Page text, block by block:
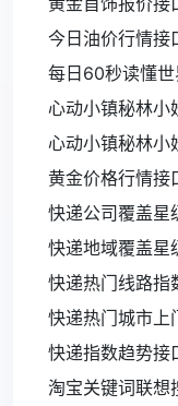
今日油价行情接
每日60秒读懂世
心动小镇秘林小
心动小镇秘林小
黄金价格行情接
快递公司覆盖星
快递地域覆盖星
快递热门线路指
快递热门城市上
快递指数趋势接
淘宝关键词联想